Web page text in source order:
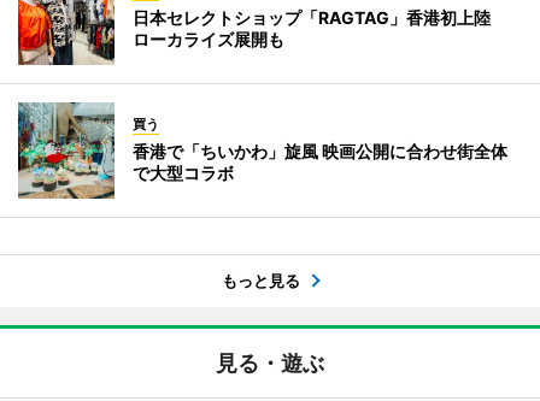
日本セレクトショップ「RAGTAG」香港初上陸
ローカライズ展開も
買う
香港で「ちいかわ」旋風 映画公開に合わせ街全体
で大型コラボ
もっと見る
見る・遊ぶ